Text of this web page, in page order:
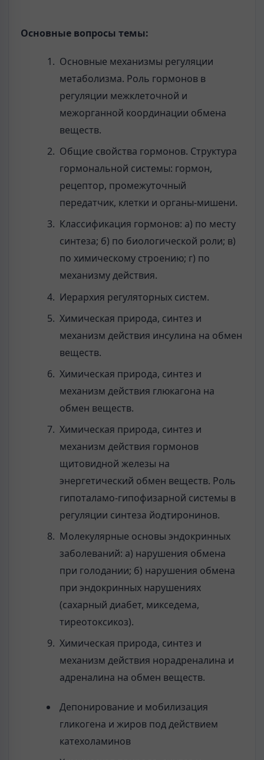
Основные вопросы темы:
Основные механизмы регуляции
метаболизма. Роль гормонов в
регуляции межклеточной и
межорганной координации обмена
веществ.
Общие свойства гормонов. Структура
гормональной системы: гормон,
рецептор, промежуточный
передатчик, клетки и органы-мишени.
Классификация гормонов: а) по месту
синтеза; б) по биологической роли; в)
по химическому строению; г) по
механизму действия.
Иерархия регуляторных систем.
Химическая природа, синтез и
механизм действия инсулина на обмен
веществ.
Химическая природа, синтез и
механизм действия глюкагона на
обмен веществ.
Химическая природа, синтез и
механизм действия гормонов
щитовидной железы на
энергетический обмен веществ. Роль
гипоталамо-гипофизарной системы в
регуляции синтеза йодтиронинов.
Молекулярные основы эндокринных
заболеваний: а) нарушения обмена
при голодании; б) нарушения обмена
при эндокринных нарушениях
(сахарный диабет, микседема,
тиреотоксикоз).
Химическая природа, синтез и
механизм действия норадреналина и
адреналина на обмен веществ.
Депонирование и мобилизация
гликогена и жиров под действием
катехоламинов